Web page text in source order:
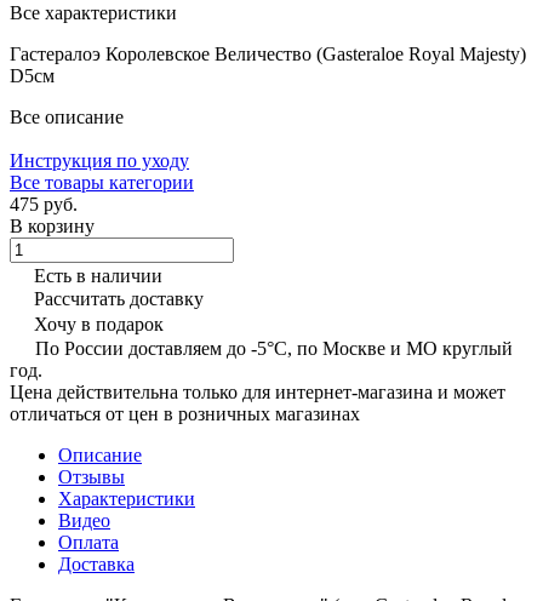
Все характеристики
Гастералоэ Королевское Величество (Gasteraloe Royal Majesty)
D5см
Все описание
Инструкция по уходу
Все товары категории
475 руб.
В корзину
Есть в наличии
Рассчитать доставку
Хочу в подарок
По России доставляем до -5°C, по Москве и МО круглый
год.
Цена действительна только для интернет-магазина и может
отличаться от цен в розничных магазинах
Описание
Отзывы
Характеристики
Видео
Оплата
Доставка